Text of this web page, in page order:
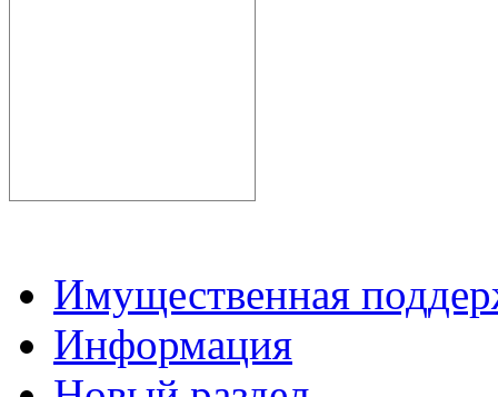
Имущественная
Информация